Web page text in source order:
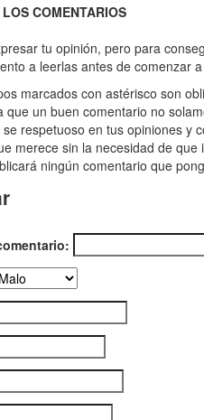
COMENTARIOS
tu opinión, pero para
a leerlas antes de comenzar
marcados con astérisco son
que un buen comentario no
se respetuoso en tus opiniones y
merece sin la necesidad de que
ningún comentario que